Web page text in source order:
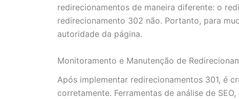
redirecionamentos de maneira diferente: o
redirecionamento 302 não. Portanto, para
autoridade da página.
Monitoramento e Manutenção de
Após implementar redirecionamentos 301, é
corretamente. Ferramentas de análise de